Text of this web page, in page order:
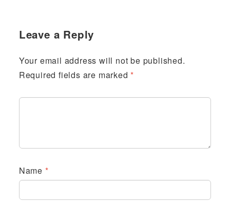
Leave a Reply
Your email address will not be published.
Required fields are marked*
Name *